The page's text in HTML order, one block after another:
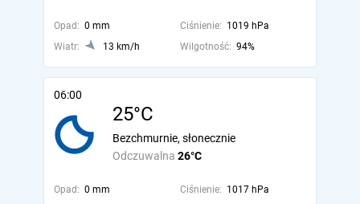
Opad: 0 mm Ciśnienie: 1019 hPa
Wiatr:
13 km/h Wilgotność: 94%
06:00
25°C
Odczuwalna 26°C
Bezchmurnie, słonecznie
Opad: 0 mm Ciśnienie: 1017 hPa